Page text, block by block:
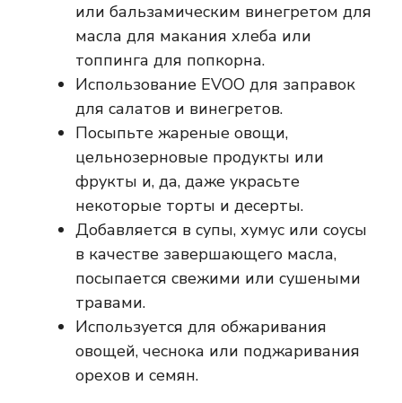
или бальзамическим винегретом для
масла для макания хлеба или
топпинга для попкорна.
Использование EVOO для заправок
для салатов и винегретов.
Посыпьте жареные овощи,
цельнозерновые продукты или
фрукты и, да, даже украсьте
некоторые торты и десерты.
Добавляется в супы, хумус или соусы
в качестве завершающего масла,
посыпается свежими или сушеными
травами.
Используется для обжаривания
овощей, чеснока или поджаривания
орехов и семян.